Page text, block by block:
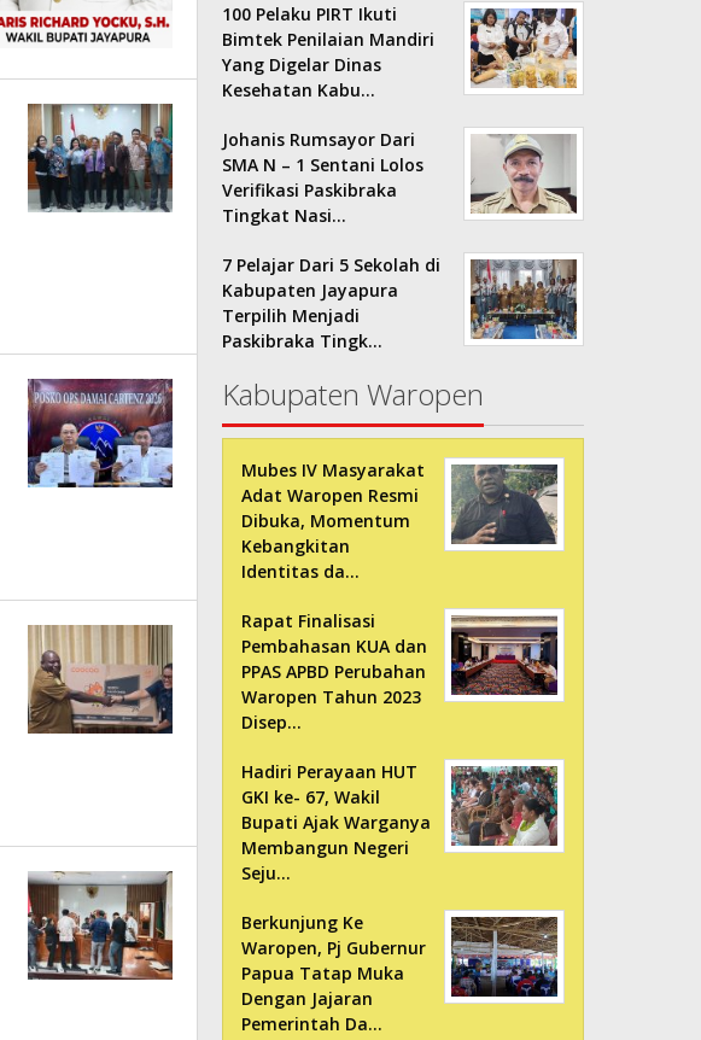
100 Pelaku PIRT Ikuti
Bimtek Penilaian Mandiri
Yang Digelar Dinas
Kesehatan Kabu…
Johanis Rumsayor Dari
SMA N – 1 Sentani Lolos
Verifikasi Paskibraka
Tingkat Nasi…
7 Pelajar Dari 5 Sekolah di
Kabupaten Jayapura
Terpilih Menjadi
Paskibraka Tingk…
Kabupaten Waropen
Mubes IV Masyarakat
Adat Waropen Resmi
Dibuka, Momentum
Kebangkitan
Identitas da…
Rapat Finalisasi
Pembahasan KUA dan
PPAS APBD Perubahan
Waropen Tahun 2023
Disep…
Hadiri Perayaan HUT
GKI ke- 67, Wakil
Bupati Ajak Warganya
Membangun Negeri
Seju…
Berkunjung Ke
Waropen, Pj Gubernur
Papua Tatap Muka
Dengan Jajaran
Pemerintah Da…